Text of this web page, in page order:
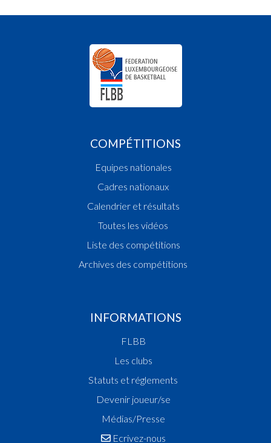
COMPÉTITIONS
Equipes nationales
Cadres nationaux
Calendrier et résultats
Toutes les vidéos
Liste des compétitions
Archives des compétitions
INFORMATIONS
FLBB
Les clubs
Statuts et réglements
Devenir joueur/se
Médias/Presse
Ecrivez-nous